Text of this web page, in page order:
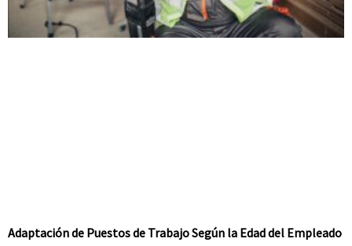
Adaptación de Puestos de Trabajo Según la Edad del Empleado